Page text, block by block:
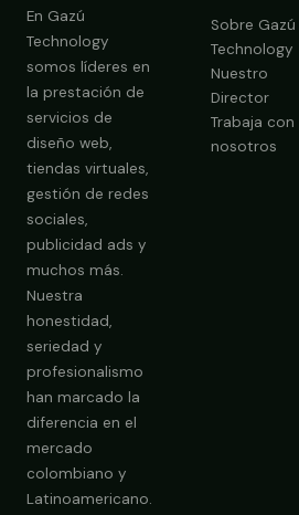
En Gazú
Technology
somos líderes en
la prestación de
servicios de
diseño web,
tiendas virtuales,
gestión de redes
sociales,
publicidad ads y
muchos más.
Nuestra
honestidad,
seriedad y
profesionalismo
han marcado la
diferencia en el
mercado
colombiano y
Latinoamericano.
Sobre Gazú
Technology
Nuestro
Director
Trabaja con
nosotros